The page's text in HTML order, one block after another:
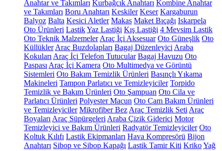
Anahtar ve Takımları Kurbağcık Anahtarı Kombine Anahtar
ve Takımları Boru Anahtarı Keskiler Keser Kargaburun
Balyoz Balta Kesici Aletler Makas Maket Bıçağı Iskarpela
Oto Ürünleri LastikYaz Lastiği Kış Lastiği 4 Mevsim Lastik
Oto Teknik Malzemeler Araç İçi Aksesuar Oto Güneşlik Oto
Küllükler Araç Buzdolapları Bagaj Düzenleyici Araba
Kokuları Araç İçi Telefon Tutucular Bagaj Havuzu Oto
Paspası Araç İçi Kamera Oto Multimedya ve Görüntü
Sistemleri Oto Bakım Temizlik Ürünleri Basınçlı Yıkama
Makineleri Tampon Parlatıcı ve Temizleyiciler Torpido
Temizlik ve Bakım Ürünleri Oto Şampuan Oto Cila ve
Parlatıcı Ürünleri Polyester Macun Oto Cam Bakım Ürünleri
ve Temizleyiciler Mikrofiber Bez Araç Temizlik Seti Araç
Boyaları Araç Süpürgeleri Araba Çizik Giderici Motor
Temizleyici ve Bakım Ürünleri Radyatör Temizleyiciler Oto
Koltuk Kılıfı Lastik Ekipmanları Hava Kompresörü Bijon
Anahtarı Sibop ve Sibop Kapağı Lastik Tamir Kiti KrikoYağ